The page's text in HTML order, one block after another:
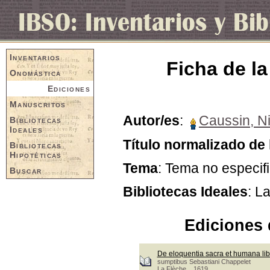
Inventarios
Onomástica
Ediciones
Manuscritos
Bibliotecas
Ideales
Bibliotecas
Hipotéticas
Buscar
Ficha de
Autor/es:
Caussin,
Título normalizado de
Tema: Tema no
Bibliotecas Ideales:
Ediciones
De eloquentia sacra et humana
sumptibus Sebastiani Chappelet